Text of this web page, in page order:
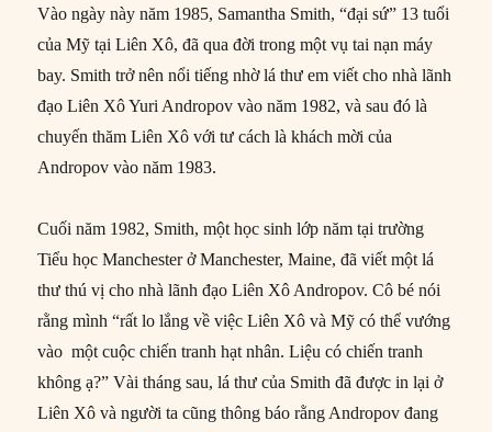
Vào ngày này năm 1985, Samantha Smith, “đại sứ” 13 tuổi
của Mỹ tại Liên Xô, đã qua đời trong một vụ tai nạn máy
bay. Smith trở nên nổi tiếng nhờ lá thư em viết cho nhà lãnh
đạo Liên Xô Yuri Andropov vào năm 1982, và sau đó là
chuyến thăm Liên Xô với tư cách là khách mời của
Andropov vào năm 1983.
Cuối năm 1982, Smith, một học sinh lớp năm tại trường
Tiểu học Manchester ở Manchester, Maine, đã viết một lá
thư thú vị cho nhà lãnh đạo Liên Xô Andropov. Cô bé nói
rằng mình “rất lo lắng về việc Liên Xô và Mỹ có thể vướng
vào một cuộc chiến tranh hạt nhân. Liệu có chiến tranh
không ạ?” Vài tháng sau, lá thư của Smith đã được in lại ở
Liên Xô và người ta cũng thông báo rằng Andropov đang